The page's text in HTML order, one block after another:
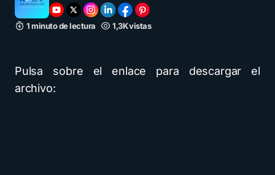
1 minuto de lectura 1,3K vistas
Pulsa sobre el enlace para descargar el
archivo: